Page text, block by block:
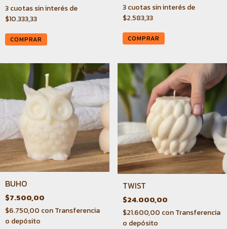
3cuotas sin interés de
$10.333,33
COMPRAR
3 cuotas sin interés de
$2.583,33
COMPRAR
BUHO
$7.500,00
$6.750,00 conTransferencia
o depósito
TWIST
$24.000,00
$21.600,00 con Transferencia
o depósito